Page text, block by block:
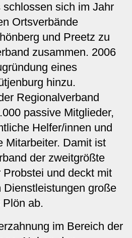
sich im Jahr
Ortsverbände
und Preetz zu
zusammen. 2006
eines
hinzu.
Regionalverband
passive Mitglieder,
Helfer/innen und
Mitarbeiter. Damit ist
der zweitgrößte
und deckt mit
große
ab.
im Bereich der